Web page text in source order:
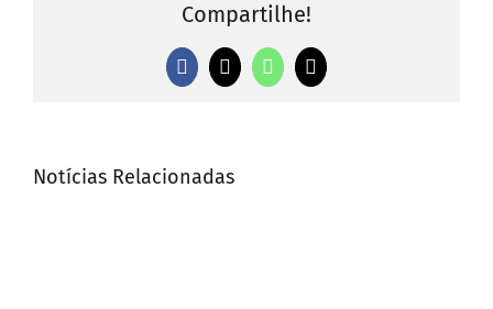
Compartilhe!
Facebook
X WhatsApp
E-
Notícias Relacionadas